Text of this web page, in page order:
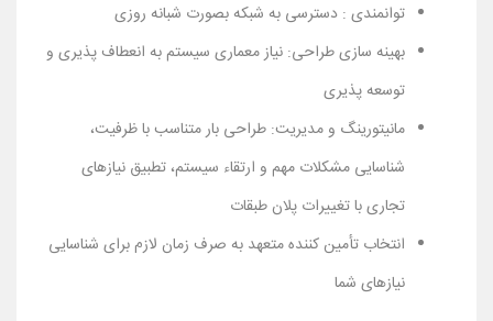
توانمندی : دسترسی به شبکه بصورت شبانه روزی
بهینه سازی طراحی: نیاز معماری سیستم به انعطاف پذیری و
توسعه پذیری
مانیتورینگ و مدیریت: طراحی بار متناسب با ظرفیت،
شناسایی مشکلات مهم و ارتقاء سیستم، تطبیق نیازهای
تجاری با تغییرات پلان طبقات
انتخاب تأمین کننده متعهد به صرف زمان لازم برای شناسایی
نیازهای شما